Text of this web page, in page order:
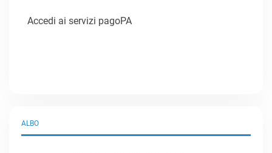
Accedi ai servizi pagoPA
ALBO